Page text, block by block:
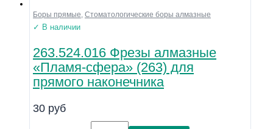
Боры прямые, Стоматологические боры алмазные
✓ В наличии
263.524.016 Фрезы алмазные
«Пламя-сфера» (263) для
прямого наконечника
30 руб